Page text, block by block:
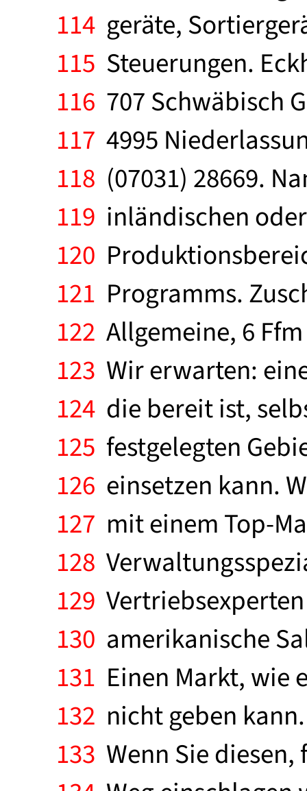
114 geräte,
115 Steuerungen.
116 707 Schwäbisch
117 4995
118 (07031) 28669.
119 inländischen
120
121 Programms.
122 Allgemeine, 6
123 Wir erwarten:
124 die bereit ist,
125 festgelegten
126 einsetzen kann.
127 mit einem Top-
128
129
130 amerikanische
131 Einen Markt, wie
132 nicht geben
133 Wenn Sie